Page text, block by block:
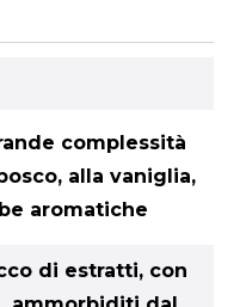
complessità
alla vaniglia,
aromatiche
di estratti, con